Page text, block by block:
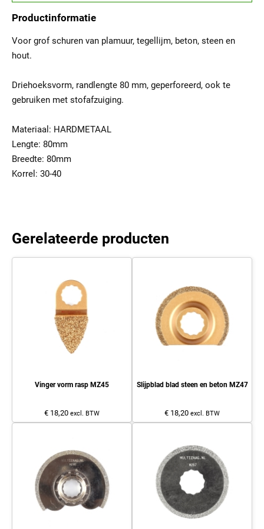
Productinformatie
Voor grof schuren van plamuur, tegellijm, beton, steen en
hout.
Driehoeksvorm, randlengte 80 mm, geperforeerd, ook te
gebruiken met stofafzuiging.
Materiaal: HARDMETAAL
Lengte: 80mm
Breedte: 80mm
Korrel: 30-40
Gerelateerde producten
Vinger vorm rasp MZ45
€ 18,20 excl. BTW
Slijpblad blad steen en beton MZ47
€ 18,20 excl. BTW